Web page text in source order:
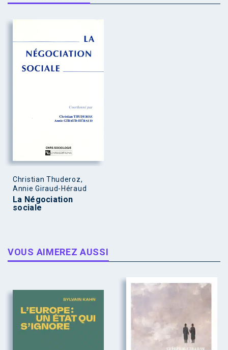
Christian Thuderoz,
Annie Giraud-Héraud
La Négociation
sociale
VOUS AIMEREZ AUSSI